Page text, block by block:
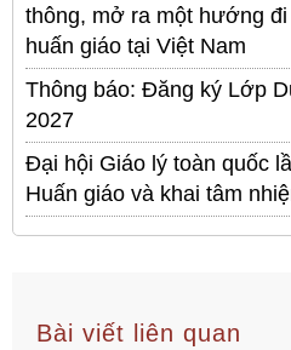
thông, mở ra một hướng
huấn giáo tại Việt Nam
Thông báo: Đăng ký Lớp
2027
Đại hội Giáo lý toàn quốc
Huấn giáo và khai tâm
Bài viết liên quan